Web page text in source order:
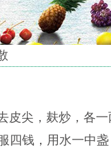
皮尖，麸炒，各
钱，用水一中